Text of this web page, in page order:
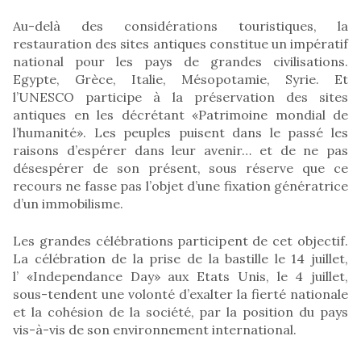
Au-delà des considérations touristiques, la
restauration des sites antiques constitue un impératif
national pour les pays de grandes civilisations.
Egypte, Grèce, Italie, Mésopotamie, Syrie. Et
l’UNESCO participe à la préservation des sites
antiques en les décrétant «Patrimoine mondial de
l’humanité». Les peuples puisent dans le passé les
raisons d’espérer dans leur avenir… et de ne pas
désespérer de son présent, sous réserve que ce
recours ne fasse pas l’objet d’une fixation génératrice
d’un immobilisme.
Les grandes célébrations participent de cet objectif.
La célébration de la prise de la bastille le 14 juillet,
l’ «Independance Day» aux Etats Unis, le 4 juillet,
sous-tendent une volonté d’exalter la fierté nationale
et la cohésion de la société, par la position du pays
vis-à-vis de son environnement international.